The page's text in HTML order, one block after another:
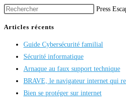
Press
Articles récents
Guide Cybersécurité familial
Sécurité informatique
Arnaque au faux support technique
BRAVE, le navigateur internet qui
Bien se protéger sur internet